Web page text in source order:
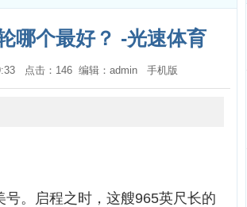
哪个最好？ -光速体育
点击：146 编辑：admin 手机版
。启程之时，这艘965英尺长的